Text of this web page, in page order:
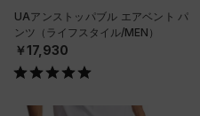
UAアンストッパブル エアベント パ
ンツ（ライフスタイル/MEN）
￥17,930